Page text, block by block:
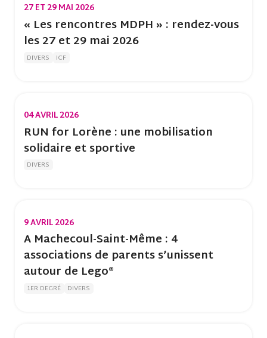
27 ET 29 MAI 2026
« Les rencontres MDPH » : rendez-vous
les 27 et 29 mai 2026
DIVERS ICF
04 AVRIL 2026
RUN for Lorène : une mobilisation
solidaire et sportive
DIVERS
9 AVRIL 2026
A Machecoul-Saint-Même : 4
associations de parents s’unissent
autour de Lego®
1ER DEGRÉ DIVERS